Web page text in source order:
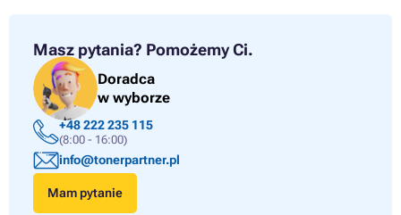
Masz pytania? Pomożemy Ci.
Doradca
w wyborze
+48 222 235 115
(8:00 - 16:00)
info@tonerpartner.pl
Mam pytanie